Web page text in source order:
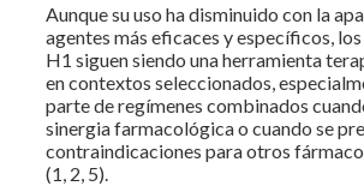
Aunque su uso ha disminuido con la
agentes más eficaces y específicos,
H1 siguen siendo una herramienta
en contextos seleccionados,
parte de regímenes combinados
sinergia farmacológica o cuando se
contraindicaciones para otros
(1, 2, 5).